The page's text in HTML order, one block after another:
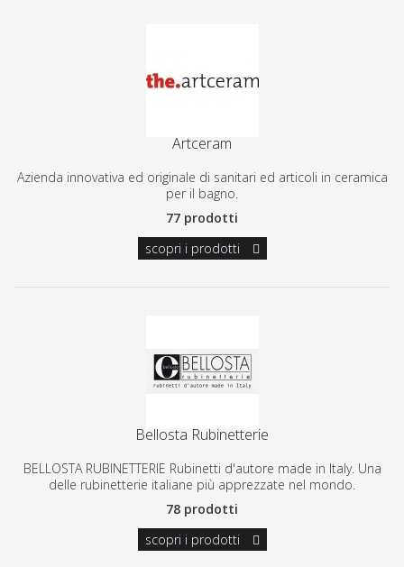
Artceram
Azienda innovativa ed originale di sanitari ed articoli in ceramica
per il bagno.
77 prodotti
scopri i prodotti
Bellosta Rubinetterie
BELLOSTA RUBINETTERIE Rubinetti d'autore made in Italy. Una
delle rubinetterie italiane più apprezzate nel mondo.
78 prodotti
scopri i prodotti